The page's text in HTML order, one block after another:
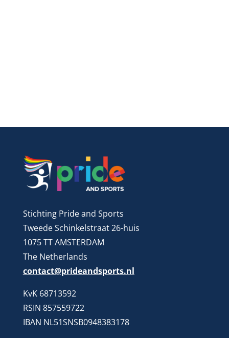
Stichting Pride and Sports
Tweede Schinkelstraat 26-huis
1075 TT AMSTERDAM
The Netherlands
contact@prideandsports.nl
KvK 68713592
RSIN 857559722
IBAN NL51SNSB0948383178